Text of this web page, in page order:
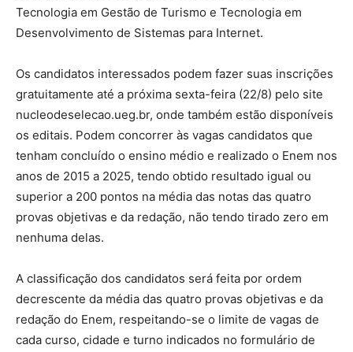
Tecnologia em Gestão de Turismo e Tecnologia em
Desenvolvimento de Sistemas para Internet.
Os candidatos interessados podem fazer suas inscrições
gratuitamente até a próxima sexta-feira (22/8) pelo site
nucleodeselecao.ueg.br, onde também estão disponíveis
os editais. Podem concorrer às vagas candidatos que
tenham concluído o ensino médio e realizado o Enem nos
anos de 2015 a 2025, tendo obtido resultado igual ou
superior a 200 pontos na média das notas das quatro
provas objetivas e da redação, não tendo tirado zero em
nenhuma delas.
A classificação dos candidatos será feita por ordem
decrescente da média das quatro provas objetivas e da
redação do Enem, respeitando-se o limite de vagas de
cada curso, cidade e turno indicados no formulário de